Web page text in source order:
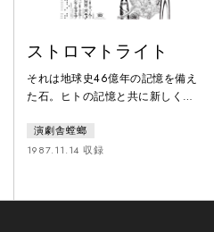
ストロマトライト
それは地球史46億年の記憶を備え
た石。ヒトの記憶と共に新しく生
口ずさむ少女が棲む石だらけの世
界に、ある日、七人の老人たちが
耳を澄ましてごらん、ほら、石が
演劇舎螳螂
1987.11.14 収録